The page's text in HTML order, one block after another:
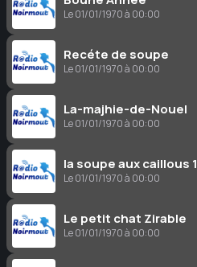
Le 01/01/1970 à 00:00
Recéte de soupe
Le 01/01/1970 à 00:00
La-majhie-de-Nouel
Le 01/01/1970 à 00:00
la soupe aux caillous 1
Le 01/01/1970 à 00:00
Le petit chat Zirable
Le 01/01/1970 à 00:00